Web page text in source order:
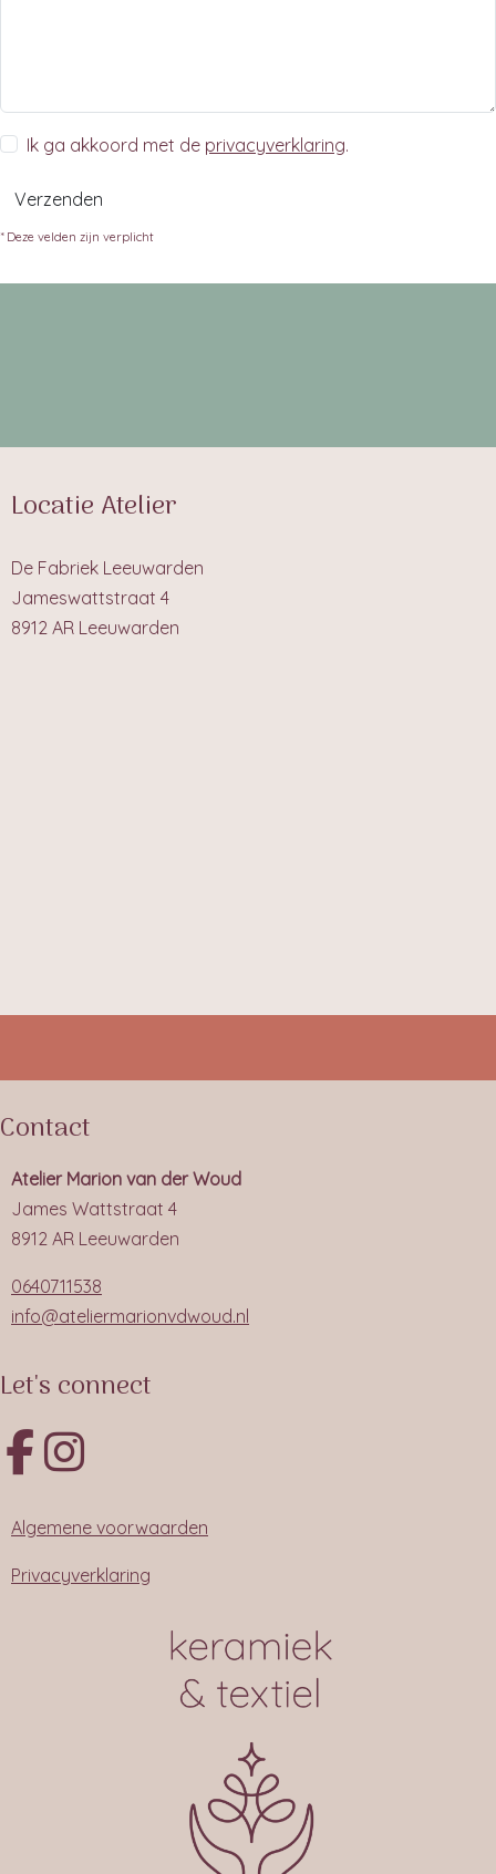
Ik ga akkoord met de privacyverklaring.
Verzenden
* Deze velden zijn verplicht
Locatie Atelier
De Fabriek Leeuwarden
Jameswattstraat 4
8912 AR Leeuwarden
Contact
Atelier Marion van der Woud
James Wattstraat 4
8912 AR Leeuwarden
0640711538
info@ateliermarionvdwoud.nl
Let's connect
Algemene voorwaarden
Privacyverklaring